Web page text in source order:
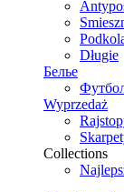
Długie
Белье
Wyprzedaż
Collections